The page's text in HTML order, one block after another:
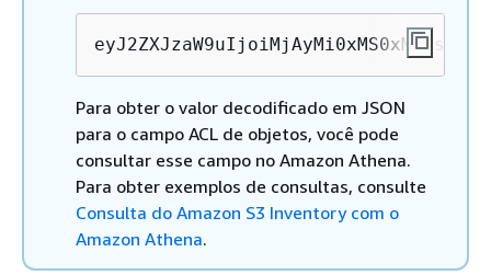
Para obter o valor decodificado em JSON
para o campo ACL de objetos, você pode
consultar esse campo no Amazon Athena.
Para obter exemplos de consultas, consulte
Consulta do Amazon S3 Inventory com o
Amazon Athena.